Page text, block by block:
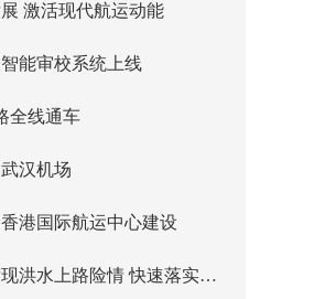
激活现代航运动能
能审校系统上线
全线通车
汉机场
港国际航运中心建设
内蒙古丹锡高速发现洪水上路险情 快速落实主线封闭管控